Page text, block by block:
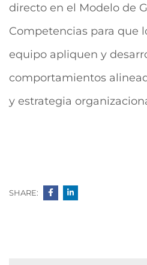
directo en el Modelo de
Competencias para que
equipo apliquen y
comportamientos
y estrategia
SHARE: